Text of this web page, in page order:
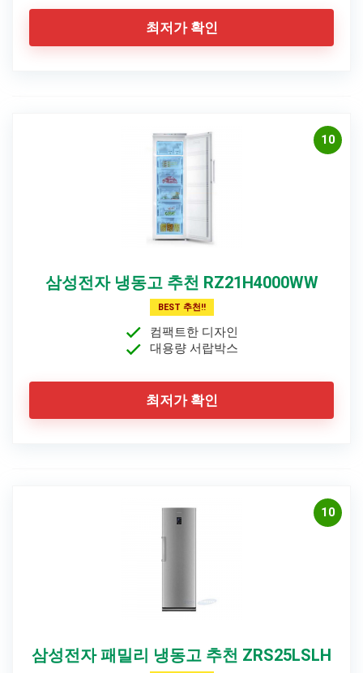
최저가 확인
10
삼성전자 냉동고 추천 RZ21H4000WW
BEST 추천!!
컴팩트한 디자인
대용량 서랍박스
최저가 확인
10
삼성전자 패밀리 냉동고 추천 ZRS25LSLH